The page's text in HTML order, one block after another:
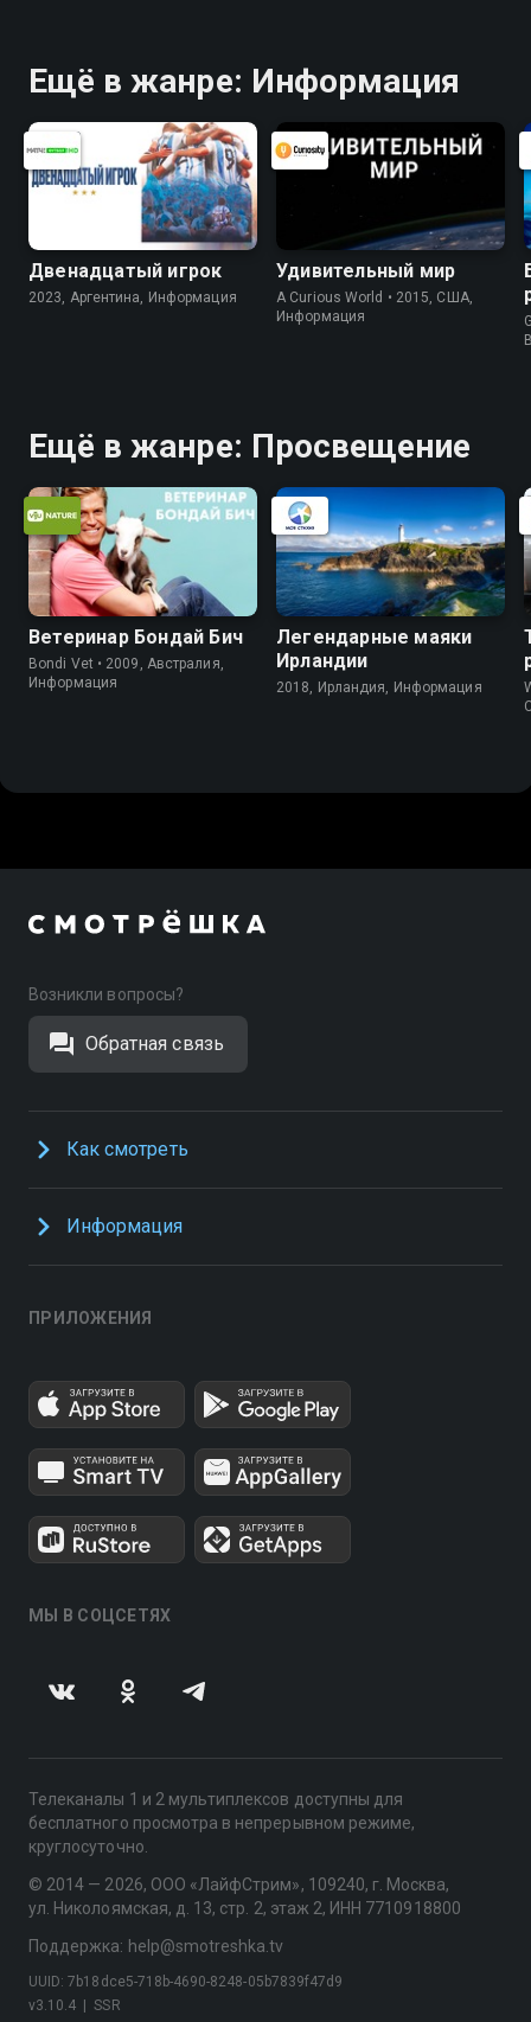
Ещё в жанре: Информация
Двенадцатый игрок
2023, Аргентина, Информация
Удивительный мир
A Curious World • 2015, США,
Информация
Ещё в жанре: Просвещение
Ветеринар Бондай Бич
Bondi Vet • 2009, Австралия,
Информация
Легендарные маяки
Ирландии
2018, Ирландия, Информация
Возникли вопросы?
Обратная связь
Как смотреть
Информация
ПРИЛОЖЕНИЯ
МЫ В СОЦСЕТЯХ
Телеканалы 1 и 2 мультиплексов доступны для
бесплатного просмотра в непрерывном режиме,
круглосуточно.
© 2014 — 2026, ООО «ЛайфСтрим», 109240, г. Москва,
ул. Николоямская, д. 13, стр. 2, этаж 2, ИНН 7710918800
Поддержка: help@smotreshka.tv
v3.10.4 SSR
UUID: 7b18dce5-718b-4690-8248-05b7839f47d9